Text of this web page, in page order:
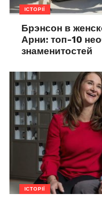
ІСТОРІЇ
Брэнсон в
Арни: топ-10
знаменитостей
ІСТОРІЇ